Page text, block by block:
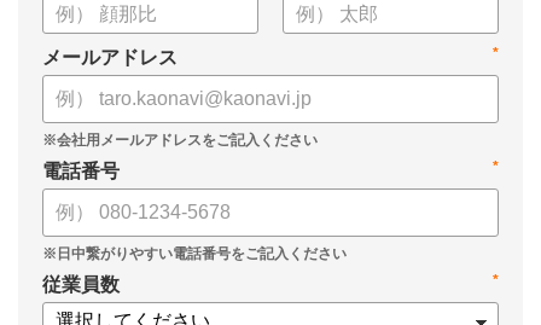
*
メールアドレス
*
電話番号
*
従業員数